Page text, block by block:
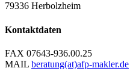
79336 Herbolzheim
Kontaktdaten
FAX 07643-936.00.25
MAIL beratung(at)afp-makler.de